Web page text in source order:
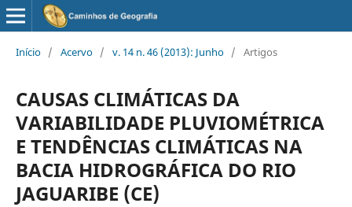
Início / Acervo / v. 14 n. 46 (2013): Junho / Artigos
CAUSAS CLIMÁTICAS DA
VARIABILIDADE PLUVIOMÉTRICA
E TENDÊNCIAS CLIMÁTICAS NA
BACIA HIDROGRÁFICA DO RIO
JAGUARIBE (CE)